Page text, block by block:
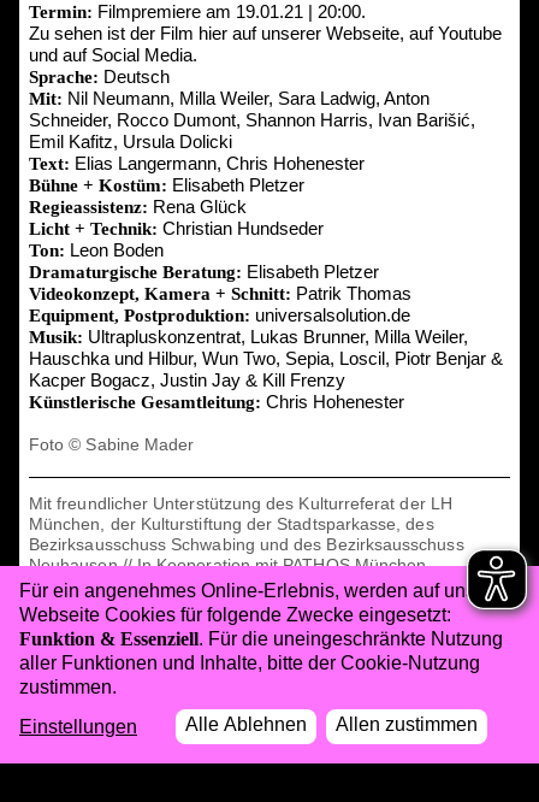
Termin: Filmpremiere am 19.01.21 | 20:00.
Zu sehen ist der Film hier auf unserer Webseite, auf Youtube
und auf Social Media.
Sprache: Deutsch
Mit: Nil Neumann, Milla Weiler, Sara Ladwig, Anton
Schneider, Rocco Dumont, Shannon Harris, Ivan Barišić,
Emil Kafitz, Ursula Dolicki
Text: Elias Langermann, Chris Hohenester
Bühne + Kostüm: Elisabeth Pletzer
Regieassistenz: Rena Glück
Licht + Technik: Christian Hundseder
Ton: Leon Boden
Dramaturgische Beratung: Elisabeth Pletzer
Videokonzept, Kamera + Schnitt: Patrik Thomas
Equipment, Postproduktion: universalsolution.de
Musik: Ultrapluskonzentrat, Lukas Brunner, Milla Weiler,
Hauschka und Hilbur, Wun Two, Sepia, Loscil, Piotr Benjar &
Kacper Bogacz, Justin Jay & Kill Frenzy
Künstlerische Gesamtleitung: Chris Hohenester
Foto © Sabine Mader
Mit freundlicher Unterstützung des Kulturreferat der LH
München, der Kulturstiftung der Stadtsparkasse, des
Bezirksausschuss Schwabing und des Bezirksausschuss
Neuhausen // In Kooperation mit PATHOS München
Für ein angenehmes Online-Erlebnis, werden auf unserer
Webseite Cookies für folgende Zwecke eingesetzt:
Funktion & Essenziell. Für die uneingeschränkte Nutzung
aller Funktionen und Inhalte, bitte der Cookie-Nutzung
zustimmen.
Einstellungen
Alle Ablehnen Allen zustimmen